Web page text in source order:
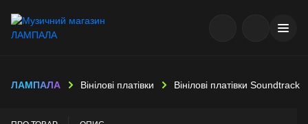
ЛАМПАЛА Вінілові платівки Вінілові платівки Soundtrack